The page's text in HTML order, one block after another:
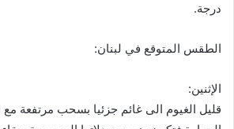
درجة.
الطقس المتوقع في لبنان:
الإثنين:
قليل الغيوم الى غائم جزئيا بسحب مرتفعة